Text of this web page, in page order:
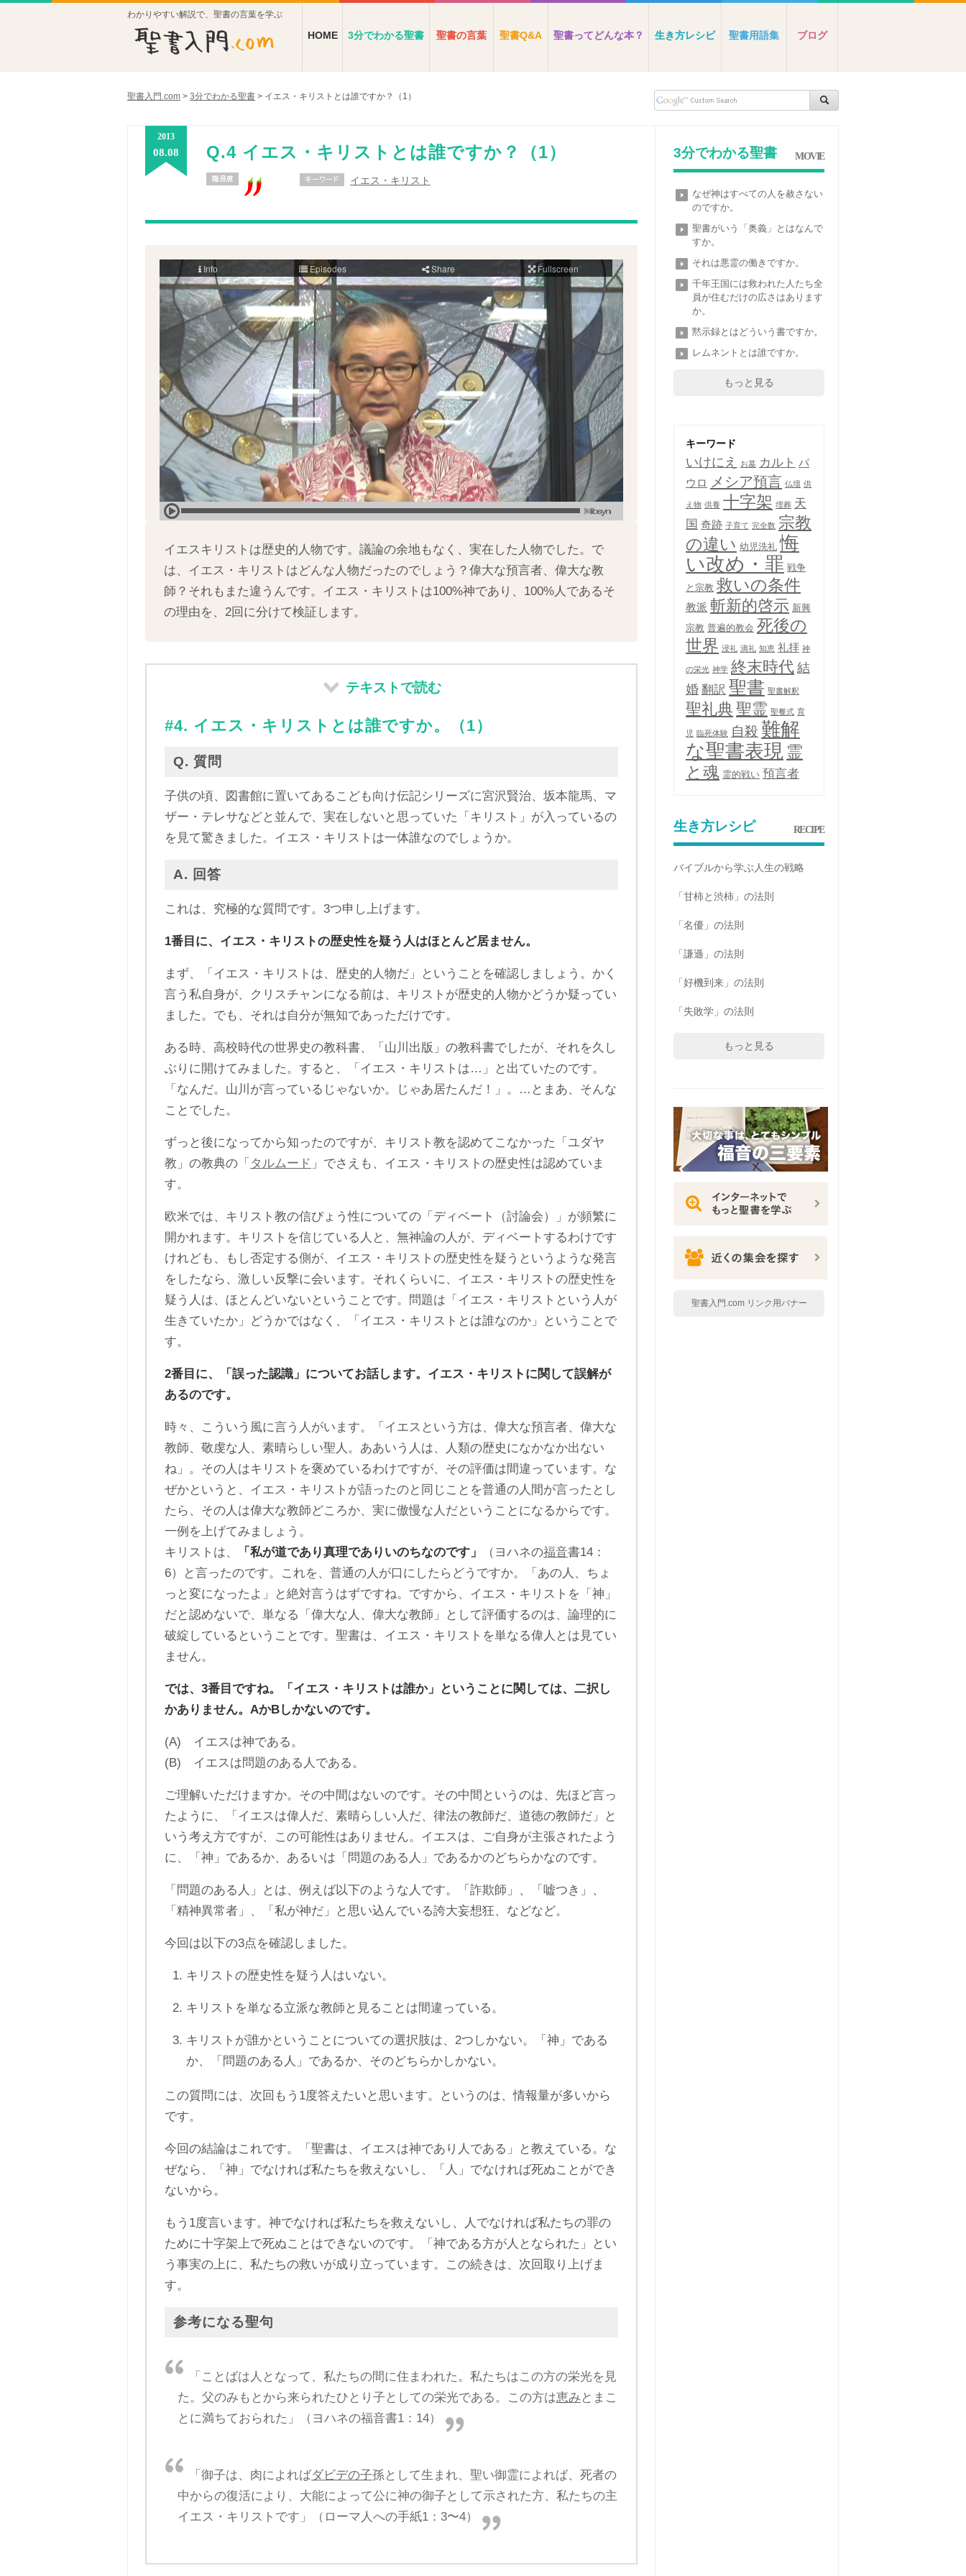
わかりやすい解説で、聖書の言葉を学ぶ
HOME 3分でわかる聖書 聖書の言葉 聖書Q&A 聖書ってどんな本？ 生き方レシピ 聖書用語集 ブログ
聖書入門.com > 3分でわかる聖書 > イエス・キリストとは誰ですか？（1）
2013
08.08 Q.4 イエス・キリストとは誰ですか？（1）
イエス・キリスト
イエスキリストは歴史的人物です。議論の余地もなく、実在した人物でした。で
は、イエス・キリストはどんな人物だったのでしょう？偉大な預言者、偉大な教
師？それもまた違うんです。イエス・キリストは100%神であり、100%人であるそ
の理由を、2回に分けて検証します。
テキストで読む
#4. イエス・キリストとは誰ですか。（1）
Q. 質問
子供の頃、図書館に置いてあるこども向け伝記シリーズに宮沢賢治、坂本龍馬、マ
ザー・テレサなどと並んで、実在しないと思っていた「キリスト」が入っているの
を見て驚きました。イエス・キリストは一体誰なのでしょうか。
A. 回答
これは、究極的な質問です。3つ申し上げます。
1番目に、イエス・キリストの歴史性を疑う人はほとんど居ません。
まず、「イエス・キリストは、歴史的人物だ」ということを確認しましょう。かく
言う私自身が、クリスチャンになる前は、キリストが歴史的人物かどうか疑ってい
ました。でも、それは自分が無知であっただけです。
ある時、高校時代の世界史の教科書、「山川出版」の教科書でしたが、それを久し
ぶりに開けてみました。すると、「イエス・キリストは…」と出ていたのです。
「なんだ。山川が言っているじゃないか。じゃあ居たんだ！」。…とまあ、そんな
ことでした。
ずっと後になってから知ったのですが、キリスト教を認めてこなかった「ユダヤ
教」の教典の「 タルムード 」でさえも、イエス・キリストの歴史性は認めていま
す。
欧米では、キリスト教の信ぴょう性についての「ディベート（討論会）」が頻繁に
開かれます。キリストを信じている人と、無神論の人が、ディベートするわけです
けれども、もし否定する側が、イエス・キリストの歴史性を疑うというような発言
をしたなら、激しい反撃に会います。それくらいに、イエス・キリストの歴史性を
疑う人は、ほとんどいないということです。問題は「イエス・キリストという人が
生きていたか」どうかではなく、「イエス・キリストとは誰なのか」ということで
す。
2番目に、「誤った認識」についてお話します。イエス・キリストに関して誤解が
あるのです。
時々、こういう風に言う人がいます。「イエスという方は、偉大な預言者、偉大な
教師、敬虔な人、素晴らしい聖人。ああいう人は、人類の歴史になかなか出ない
ね」。その人はキリストを褒めているわけですが、その評価は間違っています。な
ぜかというと、イエス・キリストが語ったのと同じことを普通の人間が言ったとし
たら、その人は偉大な教師どころか、実に傲慢な人だということになるからです。
一例を上げてみましょう。
キリストは、
「私が道であり真理でありいのちなのです」 （ヨハネの福音書14：
6）と言ったのです。これを、普通の人が口にしたらどうですか。「あの人、ちょ
っと変になったよ」と絶対言うはずですね。ですから、イエス・キリストを「神」
だと認めないで、単なる「偉大な人、偉大な教師」として評価するのは、論理的に
破綻しているということです。聖書は、イエス・キリストを単なる偉人とは見てい
ません。
では、3番目ですね。「イエス・キリストは誰か」ということに関しては、二択し
かありません。AかBしかないのです。
(A) イエスは神である。
(B) イエスは問題のある人である。
ご理解いただけますか。その中間はないのです。その中間というのは、先ほど言っ
たように、「イエスは偉人だ、素晴らしい人だ、律法の教師だ、道徳の教師だ」と
いう考え方ですが、この可能性はありません。イエスは、ご自身が主張されたよう
に、「神」であるか、あるいは「問題のある人」であるかのどちらかなのです。
「問題のある人」とは、例えば以下のような人です。「詐欺師」、「嘘つき」、
「精神異常者」、「私が神だ」と思い込んでいる誇大妄想狂、などなど。
今回は以下の3点を確認しました。
キリストの歴史性を疑う人はいない。
キリストを単なる立派な教師と見ることは間違っている。
キリストが誰かということについての選択肢は、2つしかない。「神」である
か、「問題のある人」であるか、そのどちらかしかない。
この質問には、次回もう1度答えたいと思います。というのは、情報量が多いから
です。
今回の結論はこれです。「聖書は、イエスは神であり人である」と教えている。な
ぜなら、「神」でなければ私たちを救えないし、「人」でなければ死ぬことができ
ないから。
もう1度言います。神でなければ私たちを救えないし、人でなければ私たちの罪の
ために十字架上で死ぬことはできないのです。「神である方が人となられた」とい
う事実の上に、私たちの救いが成り立っています。この続きは、次回取り上げま
す。
参考になる聖句
「ことばは人となって、私たちの間に住まわれた。私たちはこの方の栄光を見
た。父のみもとから来られたひとり子としての栄光である。この方は恵み とまこ
とに満ちておられた」（ヨハネの福音書1：14）
「御子は、肉によればダビデの子孫として生まれ、聖い御霊によれば、死者の
中からの復活により、大能によって公に神の御子として示された方、私たちの主
イエス・キリストです」（ローマ人への手紙1：3〜4）
3分でわかる聖書 MOVIE
なぜ神はすべての人を赦さない
のですか。
聖書がいう「奥義」とはなんで
すか。
それは悪霊の働きですか。
千年王国には救われた人たち全
員が住むだけの広さはあります
か。
黙示録とはどういう書ですか。
レムネントとは誰ですか。
もっと見る
キーワード
いけにえ お墓 カルト パ
ウロ
メシア預言 仏壇 供
え物 供養 十字架 埋葬 天
国 奇跡 子育て 完全数 宗教
の違い 幼児洗礼 悔
い改め・罪 戦争
と宗教 救いの条件
教派 斬新的啓示 新興
宗教 普遍的教会 死後の
世界 浸礼 滴礼 知恵 礼拝 神
の栄光 神学 終末時代 結
婚 翻訳 聖書 聖書解釈
聖礼典 聖霊 聖餐式 育
児 臨死体験 自殺 難解
な聖書表現 霊
と魂 霊的戦い 預言者
生き方レシピ RECIPE
バイブルから学ぶ人生の戦略
「甘柿と渋柿」の法則
「名優」の法則
「謙遜」の法則
「好機到来」の法則
「失敗学」の法則
もっと見る
聖書入門.com リンク用バナー